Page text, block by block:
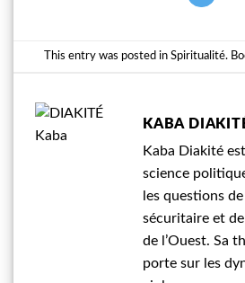
This entry was posted in Spiritualité.
KABA
Kaba Diakité
science
les questions
sécuritaire et
de l’Ouest. Sa
porte sur les